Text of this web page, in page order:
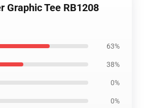
Graphic Tee RB1208
63%
38%
0%
0%